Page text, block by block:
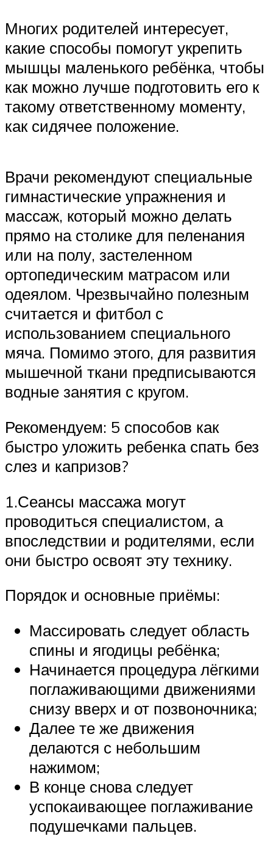
Многих родителей интересует,
какие способы помогут укрепить
мышцы маленького ребёнка, чтобы
как можно лучше подготовить его к
такому ответственному моменту,
как сидячее положение.
Врачи рекомендуют специальные
гимнастические упражнения и
массаж, который можно делать
прямо на столике для пеленания
или на полу, застеленном
ортопедическим матрасом или
одеялом. Чрезвычайно полезным
считается и фитбол с
использованием специального
мяча. Помимо этого, для развития
мышечной ткани предписываются
водные занятия с кругом.
Рекомендуем: 5 способов как
быстро уложить ребенка спать без
слез и капризов?
1.Сеансы массажа могут
проводиться специалистом, а
впоследствии и родителями, если
они быстро освоят эту технику.
Порядок и основные приёмы:
Массировать следует область
спины и ягодицы ребёнка;
Начинается процедура лёгкими
поглаживающими движениями
снизу вверх и от позвоночника;
Далее те же движения
делаются с небольшим
нажимом;
В конце снова следует
успокаивающее поглаживание
подушечками пальцев.